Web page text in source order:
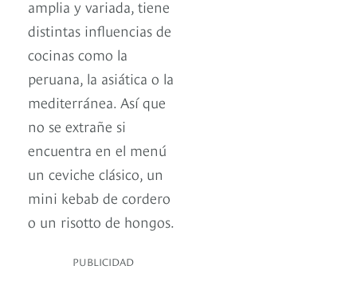
amplia y variada, tiene
distintas influencias de
cocinas como la
peruana, la asiática o la
mediterránea. Así que
no se extrañe si
encuentra en el menú
un ceviche clásico, un
mini kebab de cordero
o un risotto de hongos.
PUBLICIDAD